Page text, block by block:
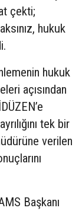
çekti;
hukuk
hukuk
açısından
tek bir
verilen
Başkanı